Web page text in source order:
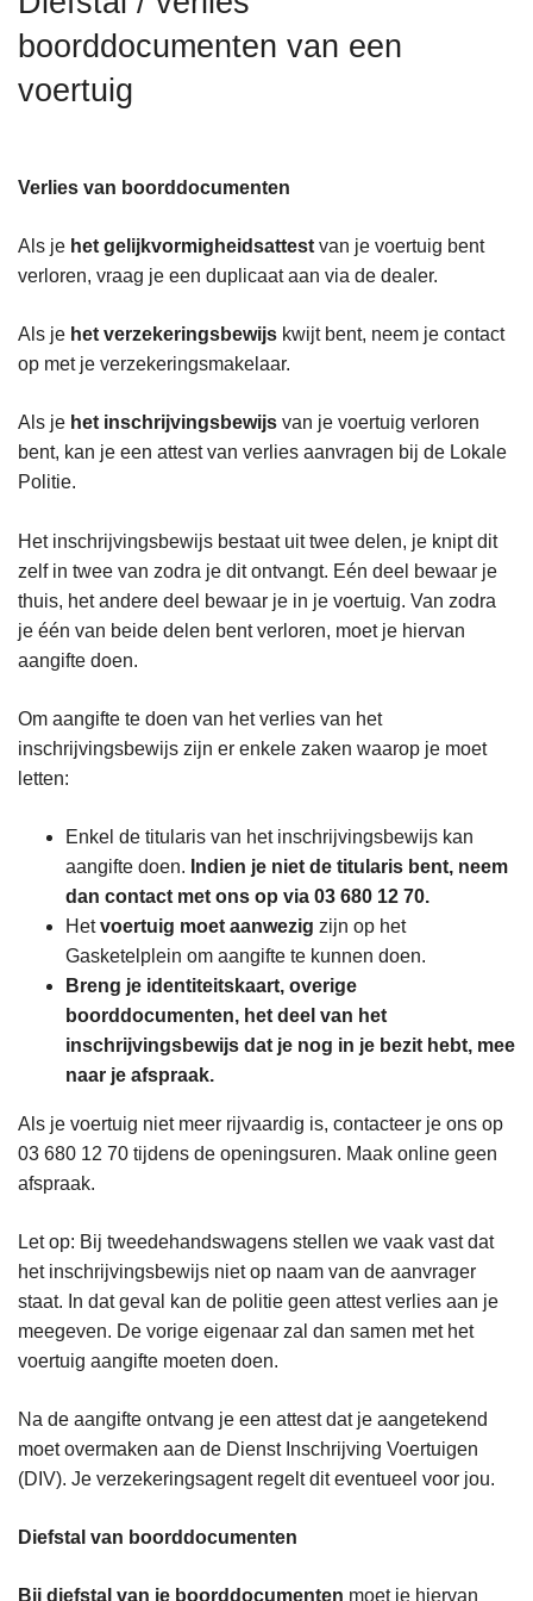
boorddocumenten van een
voertuig
Verlies van boorddocumenten
Als je het gelijkvormigheidsattestvan je voertuig bent
verloren, vraag je een duplicaat aan via de dealer.
Als je het verzekeringsbewijs kwijt bent, neem je contact
op met je verzekeringsmakelaar.
Als je het inschrijvingsbewijs van je voertuig verloren
bent, kan je een attest van verlies aanvragen bij de Lokale
Politie.
Het inschrijvingsbewijs bestaat uit twee delen, je knipt dit
zelf in twee van zodra je dit ontvangt. Eén deel bewaar je
thuis, het andere deel bewaar je in je voertuig. Van zodra
je één van beide delen bent verloren, moet je hiervan
aangifte doen.
Om aangifte te doen van het verlies van het
inschrijvingsbewijs zijn er enkele zaken waarop je moet
letten:
Enkel de titularis van het inschrijvingsbewijs kan
aangifte doen. Indien je niet de titularis bent, neem
dan contact met ons op via 03 680 12 70.
Hetvoertuig moet aanwezig zijn op het
Gasketelplein om aangifte te kunnen doen.
Breng je identiteitskaart, overige
boorddocumenten, het deel van het
inschrijvingsbewijs dat je nog in je bezit hebt, mee
naar je afspraak.
Als je voertuig niet meer rijvaardig is, contacteer je ons op
03 680 12 70 tijdens de openingsuren. Maak online geen
afspraak.
Let op: Bij tweedehandswagens stellen we vaak vast dat
het inschrijvingsbewijs niet op naam van de aanvrager
staat. In dat geval kan de politie geen attest verlies aan je
meegeven. De vorige eigenaar zal dan samen met het
voertuig aangifte moeten doen.
Na de aangifte ontvang je een attest dat je aangetekend
moet overmaken aan de Dienst Inschrijving Voertuigen
(DIV). Je verzekeringsagent regelt dit eventueel voor jou.
Diefstal van boorddocumenten
Bij diefstal van je boorddocumenten moet je hiervan